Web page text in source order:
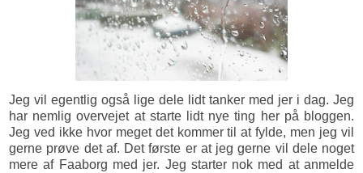
Jeg vil egentlig også lige dele lidt tanker med jer i dag. Jeg
har nemlig overvejet at starte lidt nye ting her på bloggen.
Jeg ved ikke hvor meget det kommer til at fylde, men jeg vil
gerne prøve det af. Det første er at jeg gerne vil dele noget
mere af Faaborg med jer. Jeg starter nok med at anmelde